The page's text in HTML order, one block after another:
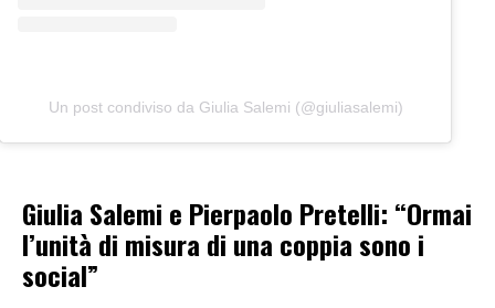
Un post condiviso da Giulia Salemi (@giuliasalemi)
Giulia Salemi e Pierpaolo Pretelli: “Ormai
l’unità di misura di una coppia sono i
social”